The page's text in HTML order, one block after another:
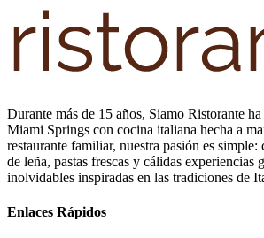
Durante más de 15 años, Siamo Ristorante
Miami Springs con cocina italiana hecha a
restaurante familiar, nuestra pasión es simple:
de leña, pastas frescas y cálidas experiencias
inolvidables inspiradas en las tradiciones de
Enlaces Rápidos